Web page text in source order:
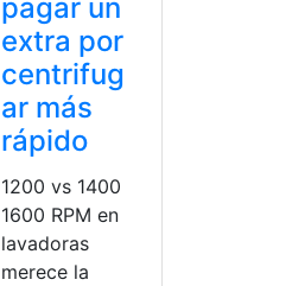
pagar un
extra por
centrifug
ar más
rápido
1200 vs 1400
1600 RPM en
lavadoras
merece la